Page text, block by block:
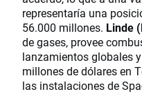
representaría una
56.000 millones. Linde
de gases, provee
lanzamientos globales
millones de dólares en
las instalaciones de